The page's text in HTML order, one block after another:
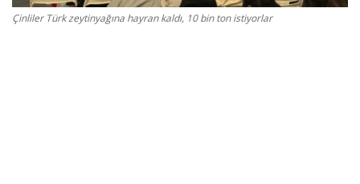
Bodrum Nöbetçi Eczaneler
Çinliler Türk zeytinyağına hayran kaldı, 10 bin ton istiyorlar